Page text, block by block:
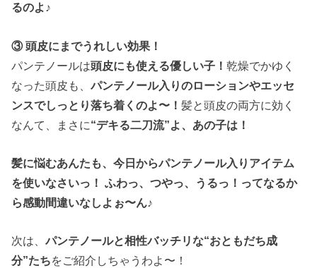
るのよ♪
③ 頭皮にまでうれしい効果！
パンテノールは頭皮にも使える優しい子！乾燥でかゆく
なった頭皮も、パンテノール入りのローションやエッセ
ンスでしっとり落ち着くのよ〜！髪と頭皮の両方に効く
なんて、まさに“デキる二刀流”よ、あの子は！
髪に悩むあんたも、今日からパンテノール入りアイテム
を使いなさいっ！ ふわっ、つやっ、うるっ！ってなるか
ら感動間違いなしよぉ〜ん♪
次は、パンテノールと相性バッチリな“おともだち成
分”たちをご紹介しちゃうわよ〜！